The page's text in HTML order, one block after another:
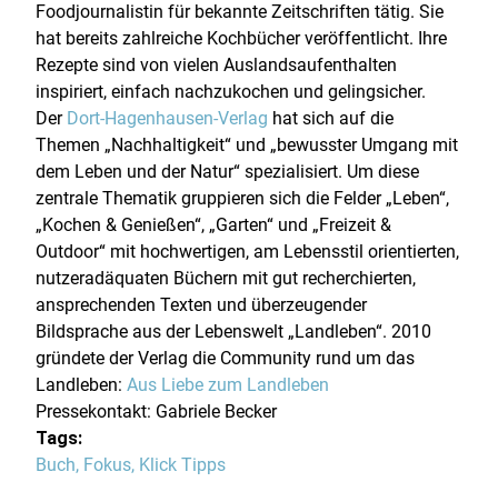
Foodjournalistin für bekannte Zeitschriften tätig. Sie
hat bereits zahlreiche Kochbücher veröffentlicht. Ihre
Rezepte sind von vielen Auslandsaufenthalten
inspiriert, einfach nachzukochen und gelingsicher.
Der Dort-Hagenhausen-Verlag hat sich auf die
Themen „Nachhaltigkeit“ und „bewusster Umgang mit
dem Leben und der Natur“ spezialisiert. Um diese
zentrale Thematik gruppieren sich die Felder „Leben“,
„Kochen & Genießen“, „Garten“ und „Freizeit &
Outdoor“ mit hochwertigen, am Lebensstil orientierten,
nutzeradäquaten Büchern mit gut recherchierten,
ansprechenden Texten und überzeugender
Bildsprache aus der Lebenswelt „Landleben“. 2010
gründete der Verlag die Community rund um das
Landleben:Aus Liebe zum Landleben
Pressekontakt: Gabriele Becker
Tags:
Buch, Fokus, Klick Tipps